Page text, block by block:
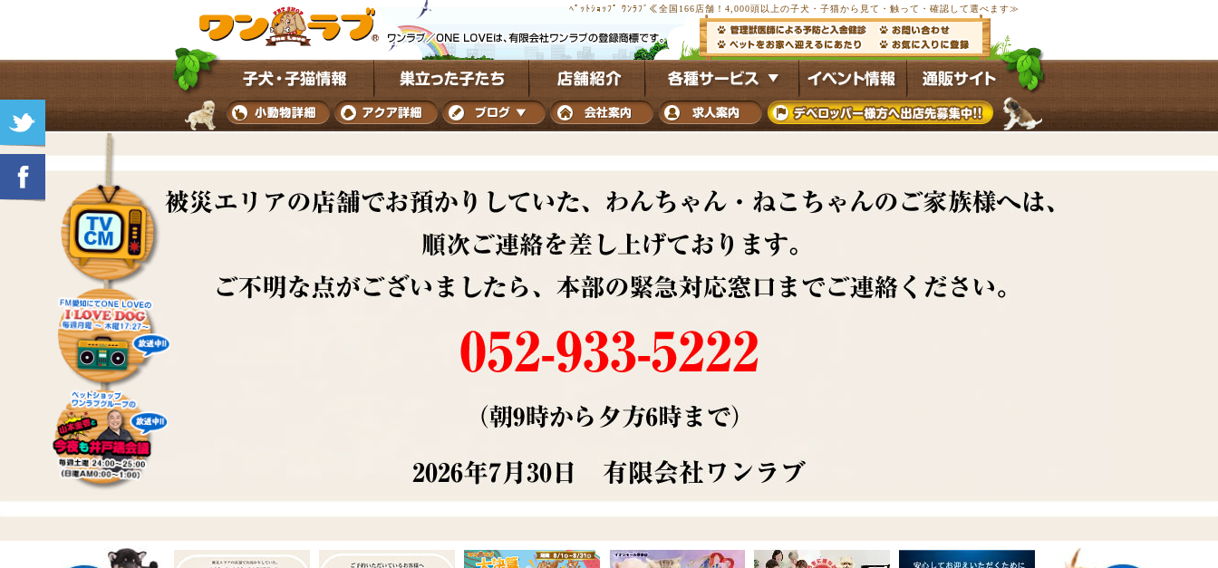
ﾍﾟｯﾄｼｮｯﾌﾟ ﾜﾝﾗﾌﾞ≪全国166店舗！4,000頭以上の子犬・子猫から見て・触って・確認して選べます≫